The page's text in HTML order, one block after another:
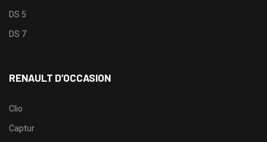
DS 5
DS 7
RENAULT D’OCCASION
Clio
Captur